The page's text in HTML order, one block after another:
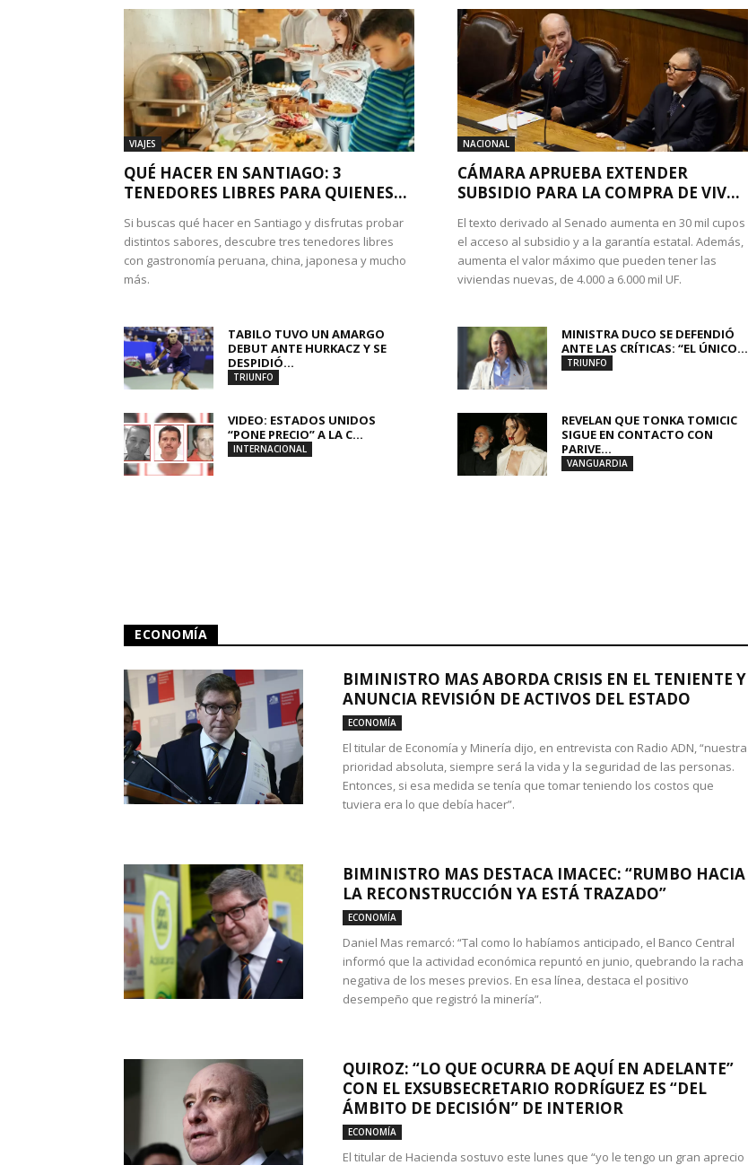
VIAJES
QUÉ HACER EN SANTIAGO: 3
TENEDORES LIBRES PARA QUIENES...
Si buscas qué hacer en Santiago y disfrutas probar
distintos sabores, descubre tres tenedores libres
con gastronomía peruana, china, japonesa y mucho
más.
NACIONAL
CÁMARA APRUEBA EXTENDER
SUBSIDIO PARA LA COMPRA DE VIV...
El texto derivado al Senado aumenta en 30 mil cupos
el acceso al subsidio y a la garantía estatal. Además,
aumenta el valor máximo que pueden tener las
viviendas nuevas, de 4.000 a 6.000 mil UF.
TABILO TUVO UN AMARGO
DEBUT ANTE HURKACZ Y SE
DESPIDIÓ...
TRIUNFO
MINISTRA DUCO SE DEFENDIÓ
ANTE LAS CRÍTICAS: “EL ÚNICO...
TRIUNFO
VIDEO: ESTADOS UNIDOS
“PONE PRECIO” A LA C...
INTERNACIONAL
REVELAN QUE TONKA TOMICIC
SIGUE EN CONTACTO CON
PARIVE...
VANGUARDIA
ECONOMÍA
BIMINISTRO MAS ABORDA CRISIS EN EL TENIENTE Y
ANUNCIA REVISIÓN DE ACTIVOS DEL ESTADO
ECONOMÍA
El titular de Economía y Minería dijo, en entrevista con Radio ADN, “nuestra
prioridad absoluta, siempre será la vida y la seguridad de las personas.
Entonces, si esa medida se tenía que tomar teniendo los costos que
tuviera era lo que debía hacer”.
BIMINISTRO MAS DESTACA IMACEC: “RUMBO HACIA
LA RECONSTRUCCIÓN YA ESTÁ TRAZADO”
ECONOMÍA
Daniel Mas remarcó: “Tal como lo habíamos anticipado, el Banco Central
informó que la actividad económica repuntó en junio, quebrando la racha
negativa de los meses previos. En esa línea, destaca el positivo
desempeño que registró la minería”.
QUIROZ: “LO QUE OCURRA DE AQUÍ EN ADELANTE”
CON EL EXSUBSECRETARIO RODRÍGUEZ ES “DEL
ÁMBITO DE DECISIÓN” DE INTERIOR
ECONOMÍA
El titular de Hacienda sostuvo este lunes que “yo le tengo un gran aprecio